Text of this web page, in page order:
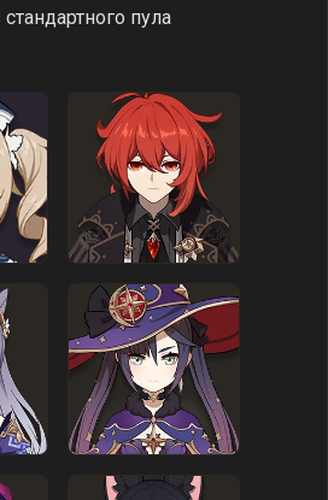
пула